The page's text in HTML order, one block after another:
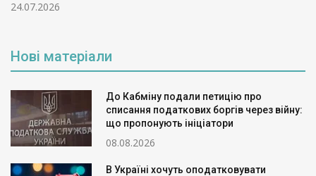
24.07.2026
Нові матеріали
До Кабміну подали петицію про
списання податкових боргів через війну:
що пропонують ініціатори
08.08.2026
В Україні хочуть оподатковувати